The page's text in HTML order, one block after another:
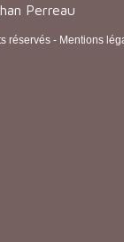
Perreau
réservés - Mentions